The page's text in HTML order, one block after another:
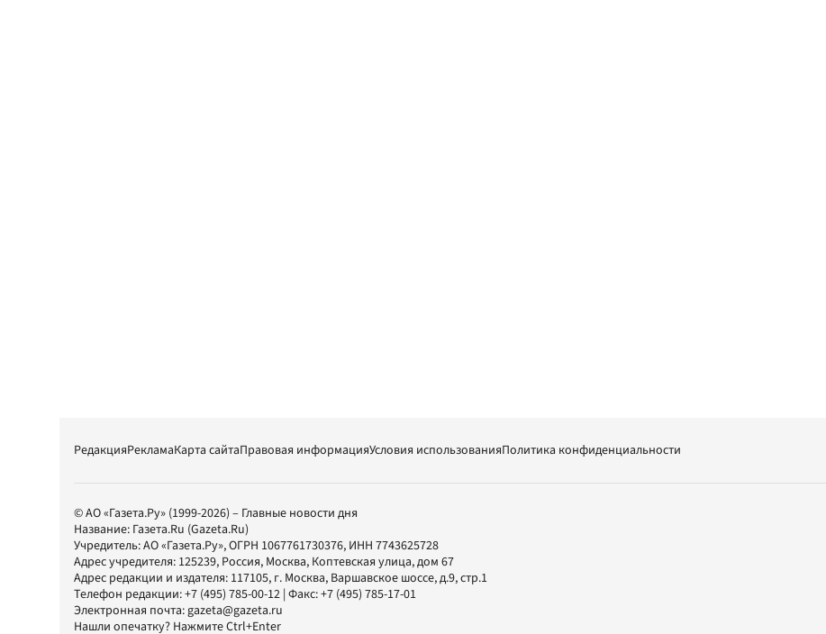
РедакцияРекламаКарта сайтаПравовая информацияУсловия использованияПолитика конфиденциальности
© АО «Газета.Ру» (1999-2026) – Главные новости дня
Название: Газета.Ru (Gazeta.Ru)
Учредитель:АО «Газета.Ру», ОГРН 1067761730376, ИНН 7743625728
Адрес учредителя: 125239, Россия, Москва, Коптевская улица, дом 67
Адрес редакции и издателя: 117105, г. Москва, Варшавское шоссе, д.9, стр.1
Телефон редакции:+7 (495) 785-00-12 | Факс:+7 (495) 785-17-01
Электронная почта:gazeta@gazeta.ru
Нашли опечатку? Нажмите Ctrl+Enter